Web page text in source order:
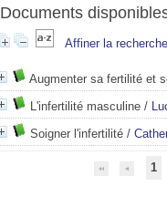
Documents
Affiner la recherche
Augmenter sa fertilité et
L'infertilité masculine /
Soigner l'infertilité /
1